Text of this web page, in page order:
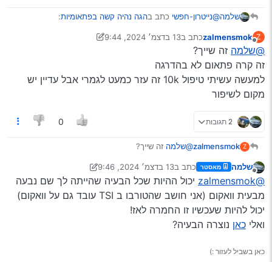
שלמה@נייטרון-חפשי כתב בהגה נהיה קשה בפתאומיות:
@zalmensmok
המכפיל כח עובד על הוואקום של המנוע ייתכן שהצינור
ועיין כאן
Z
מנותק
zalmensmokכתב ב13 בדצמ׳ 2024, 9:44
נערך לאחרונה על ידי zalmensmok
@שלמה זה שייך?
זה קרה פתאום לא בהדרגה
למעשה עשיתי טיפול 10k זה עזר כמעט לגמרי אבל עדיין יש
מקום לשיפור
2 תגובות 0
Z
zalmensmok@שלמה זה שייך?
למעשה עשיתי טיפול 10k זה עזר כמעט לגמרי אבל
עדיין יש מקום לשיפור
מנותק
שלמה מאסטר כתב ב13 בדצמ׳ 2024, 9:46
נערך לאחרונה על ידי שלמה
@zalmensmok
יכול ההיות שכל הבעיה שהייתה לך שם נבעה
מבעית וואקום (אני חושב שהטורבו ב TSI עובד גם על וואקום)
יכול להיות שעכשיו זו החמרה לאז!
ואלי כאן נוצרה הבעיה?
כאן בשביל לעזור :)